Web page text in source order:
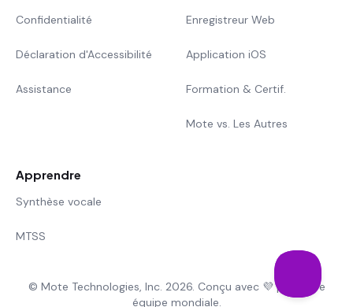
Confidentialité
Déclaration d'Accessibilité
Assistance
Enregistreur Web
Application iOS
Formation & Certif.
Mote vs. Les Autres
Apprendre
Synthèse vocale
MTSS
© Mote Technologies, Inc. 2026. Conçu avec 💜 par notre
équipe mondiale.